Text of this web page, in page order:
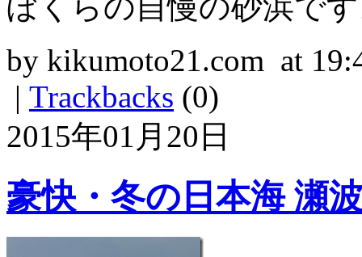
by kikumoto21.com at
| Trackbacks (0)
2015年01月20日
豪快・冬の日本海 瀬